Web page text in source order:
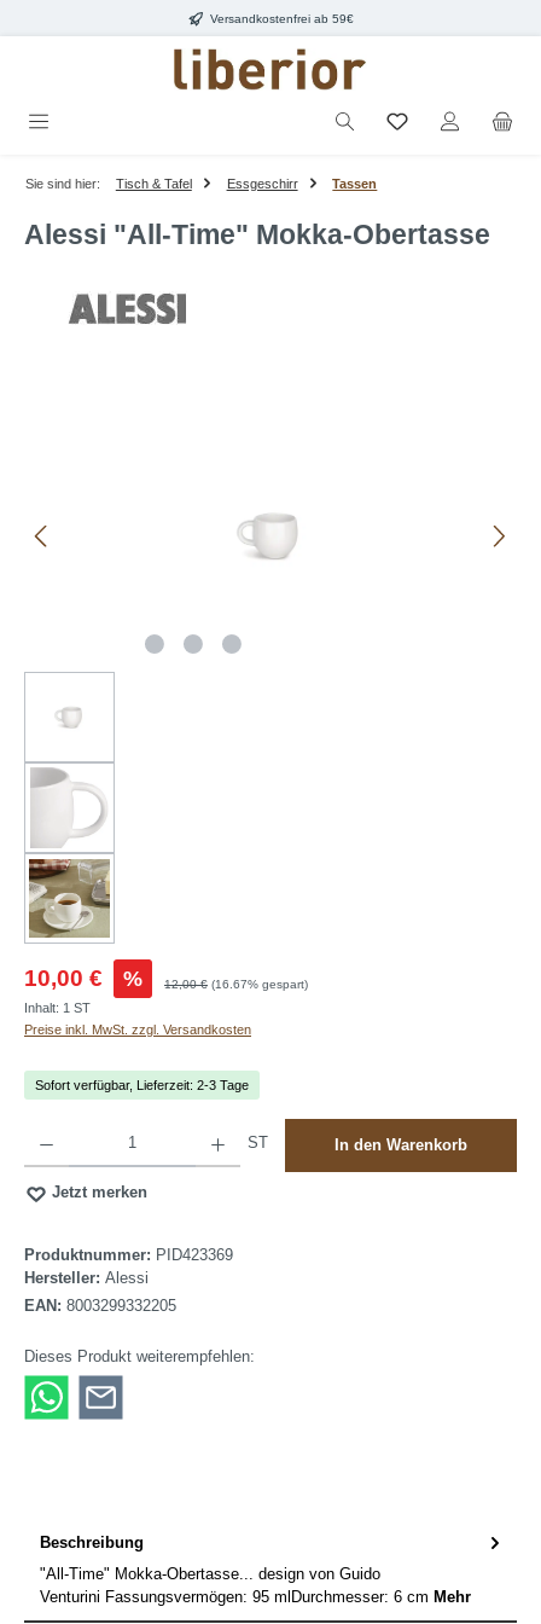
Zum Hauptinhalt springen Versandkostenfrei ab 59€
Sie sind hier: Tisch & Tafel Essgeschirr Tassen
Alessi "All-Time" Mokka-Obertasse
10,00 € % 12,00 € (16.67% gespart)
Inhalt: 1 ST
Preise inkl. MwSt. zzgl. Versandkosten
Sofort verfügbar, Lieferzeit: 2-3 Tage
ST In den Warenkorb
Jetzt merken
Produktnummer: PID423369
Hersteller: Alessi
EAN: 8003299332205
Dieses Produkt weiterempfehlen:
Beschreibung
"All-Time" Mokka-Obertasse... design von Guido
Venturini Fassungsvermögen: 95 mlDurchmesser: 6 cm Mehr